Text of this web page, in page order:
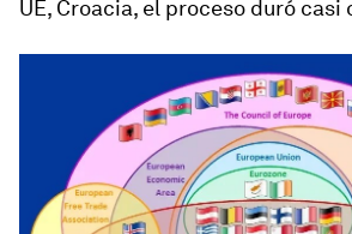
UE, Croacia, el proceso duró casi